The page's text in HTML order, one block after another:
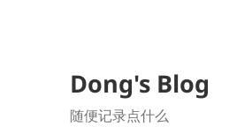
Dong's Blog
随便记录点什么